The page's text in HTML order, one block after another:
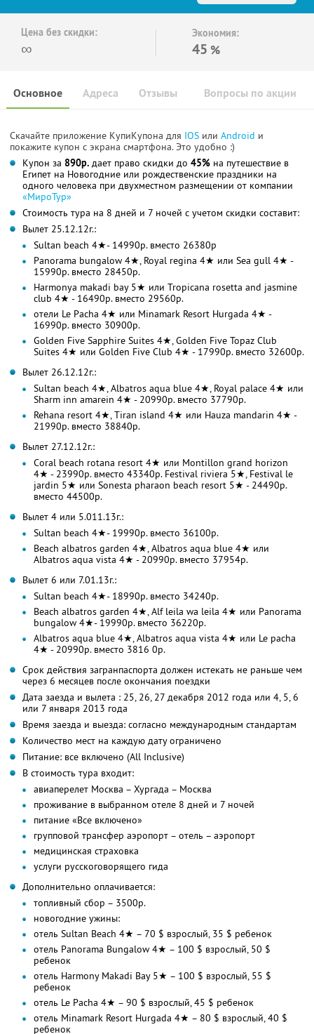
Цена без скидки:
∞
Экономия:
45 %
Основное Отзывы Вопросы по акции
Адреса
Скачайте приложение КупиКупона для IOS или Android и
покажите купон с экрана смартфона. Это удобно :)
Купон за 890р. дает право скидки до 45% на путешествие в
Египет на Новогодние или рождественские праздники на
одного человека при двухместном размещении от компании
«МироТур»
Стоимость тура на 8 дней и 7 ночей с учетом скидки составит:
Вылет 25.12.12г.:
Sultan beach 4★- 14990р. вместо 26380р
Panorama bungalow 4★, Royal regina 4★ или Sea gull 4★ -
15990р. вместо 28450р.
Harmonya makadi bay 5★ или Tropicana rosetta and jasmine
club 4★ - 16490р. вместо 29560р.
отели Le Pacha 4★ или Minamark Resort Hurgada 4★ -
16990р. вместо 30900р.
Golden Five Sapphire Suites 4★, Golden Five Topaz Club
Suites 4★ или Golden Five Club 4★ - 17990р. вместо 32600р.
Вылет 26.12.12г.:
Sultan beach 4★, Albatros aqua blue 4★, Royal palace 4★ или
Sharm inn amarein 4★ - 20990р. вместо 37790р.
Rehana resort 4★, Tiran island 4★ или Hauza mandarin 4★ -
21990р. вместо 38840р.
Вылет 27.12.12г.:
Coral beach rotana resort 4★ или Montillon grand horizon
4★ - 23990р. вместо 43340р. Festival riviera 5★, Festival le
jardin 5★ или Sonesta pharaon beach resort 5★ - 24490р.
вместо 44500р.
Вылет 4 или 5.011.13г.:
Sultan beach 4★- 19990р. вместо 36100р.
Beach albatros garden 4★, Albatros aqua blue 4★ или
Albatros aqua vista 4★ - 20990р. вместо 37954р.
Вылет 6 или 7.01.13г.:
Sultan beach 4★- 18990р. вместо 34240р.
Beach albatros garden 4★, Alf leila wa leila 4★ или Panorama
bungalow 4★- 19990р. вместо 36220р.
Albatros aqua blue 4★, Albatros aqua vista 4★ или Le pacha
4★ - 20990р. вместо 3816 0р.
Срок действия загранпаспорта должен истекать не раньше чем
через 6 месяцев после окончания поездки
Дата заезда и вылета : 25, 26, 27 декабря 2012 года или 4, 5, 6
или 7 января 2013 года
Время заезда и выезда: согласно международным стандартам
Количество мест на каждую дату ограничено
Питание: все включено (All Inclusive)
В стоимость тура входит:
авиаперелет Москва – Хургада – Москва
проживание в выбранном отеле 8 дней и 7 ночей
питание «Все включено»
групповой трансфер аэропорт – отель – аэропорт
медицинская страховка
услуги русскоговорящего гида
Дополнительно оплачивается:
топливный сбор – 3500р.
новогодние ужины:
отель Sultan Beach 4★ – 70 $ взрослый, 35 $ ребенок
отель Panorama Bungalow 4★ – 100 $ взрослый, 50 $
ребенок
отель Harmony Makadi Bay 5★ – 100 $ взрослый, 55 $
ребенок
отель Le Pacha 4★ – 90 $ взрослый, 45 $ ребенок
отель Minamark Resort Hurgada 4★ – 80 $ взрослый, 40 $
ребенок